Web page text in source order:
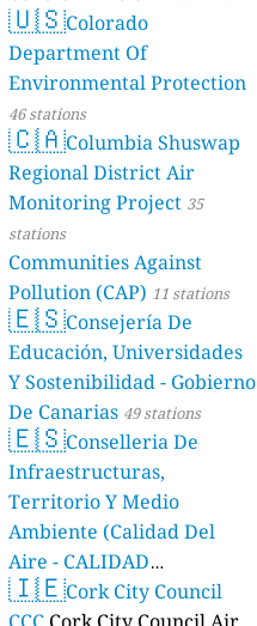
🇺🇸Colorado
Department Of
Environmental Protection
46 stations
🇨🇦Columbia Shuswap
Regional District Air
Monitoring Project 35
stations
Communities Against
Pollution (CAP) 11 stations
🇪🇸Consejería De
Educación, Universidades
Y Sostenibilidad - Gobierno
De Canarias 49 stations
🇪🇸Conselleria De
Infraestructuras,
Territorio Y Medio
Ambiente (Calidad Del
Aire - CALIDAD
AMBIENTAL) 23 stations
🇮🇪Cork City Council